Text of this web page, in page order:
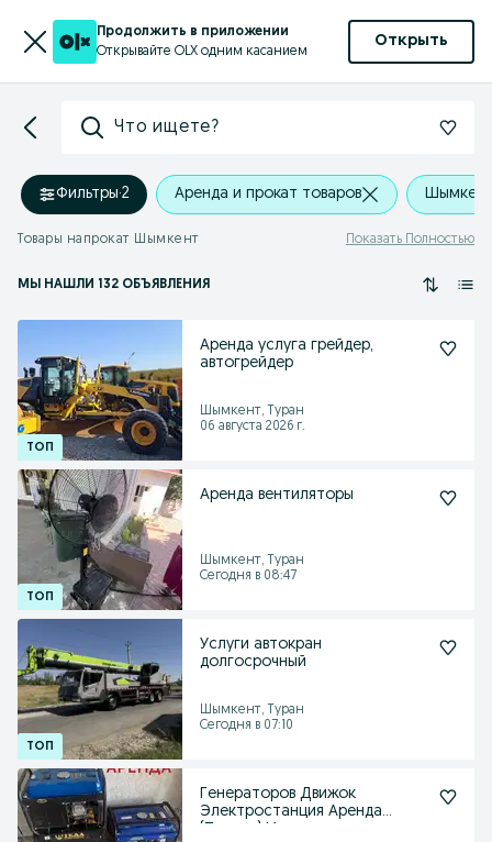
Продолжить в приложении
Открывайте OLX одним касанием
Открыть
Что ищете?
Фильтры·2 Аренда и прокат товаров
Товары напрокат Шымкент Показать Полностью
МЫ НАШЛИ 132 ОБЪЯВЛЕНИЯ
Аренда услуга грейдер,
автогрейдер
Шымкент, Туран
06 августа 2026 г.
Аренда вентиляторы
Шымкент, Туран
Сегодня в 08:47
Услуги автокран
долгосрочный
Шымкент, Туран
Сегодня в 07:10
Генераторов Движок
Электростанция Аренда